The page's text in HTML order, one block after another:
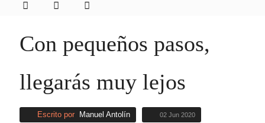
Con pequeños pasos,
llegarás muy lejos
Escrito por Manuel Antolín 02 Jun 2020